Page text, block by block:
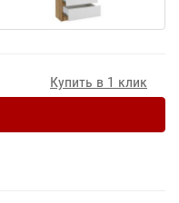
Купить в 1 клик